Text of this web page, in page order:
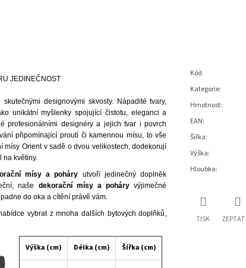
JEDINEČNOST
designovými skvosty. Nápadité tvary,
unikátní myšlenky spojující čistotu, eleganci a
profesionálními designéry a jejich tvar i povrch
připomínající proutí či kamennou mísu, to vše
mísy Orientv sadě o dvou velikostech, dodekorují
na květiny.
mísy a poháry utvoří jedinečný doplněk
naše dekorační mísy a poháry výjimečné
do oka a cítění právě vám.
vybrat z mnoha dalších bytových doplňků ,
Výška (cm) Délka (cm) Šířka (cm)
Kód
Kategorie:
Hmotnost:
EAN:
Šířka:
Výška:
Hloubka:
TISK ZEPTAT